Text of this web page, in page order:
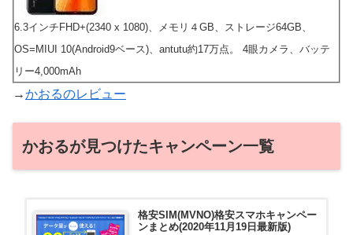
6.3インチFHD+(2340 x 1080)、メモリ４GB、ストレージ64GB、
OS=MIUI 10(Android9ベース)、antutu約17万点。 4眼カメラ、バッテ
リー4,000mAh
→かおるのレビュー
かおるが見つけたキャンペーン一覧
格安SIM(MVNO)格安スマホキャンペー
ンまとめ(2020年11月19日最新版)